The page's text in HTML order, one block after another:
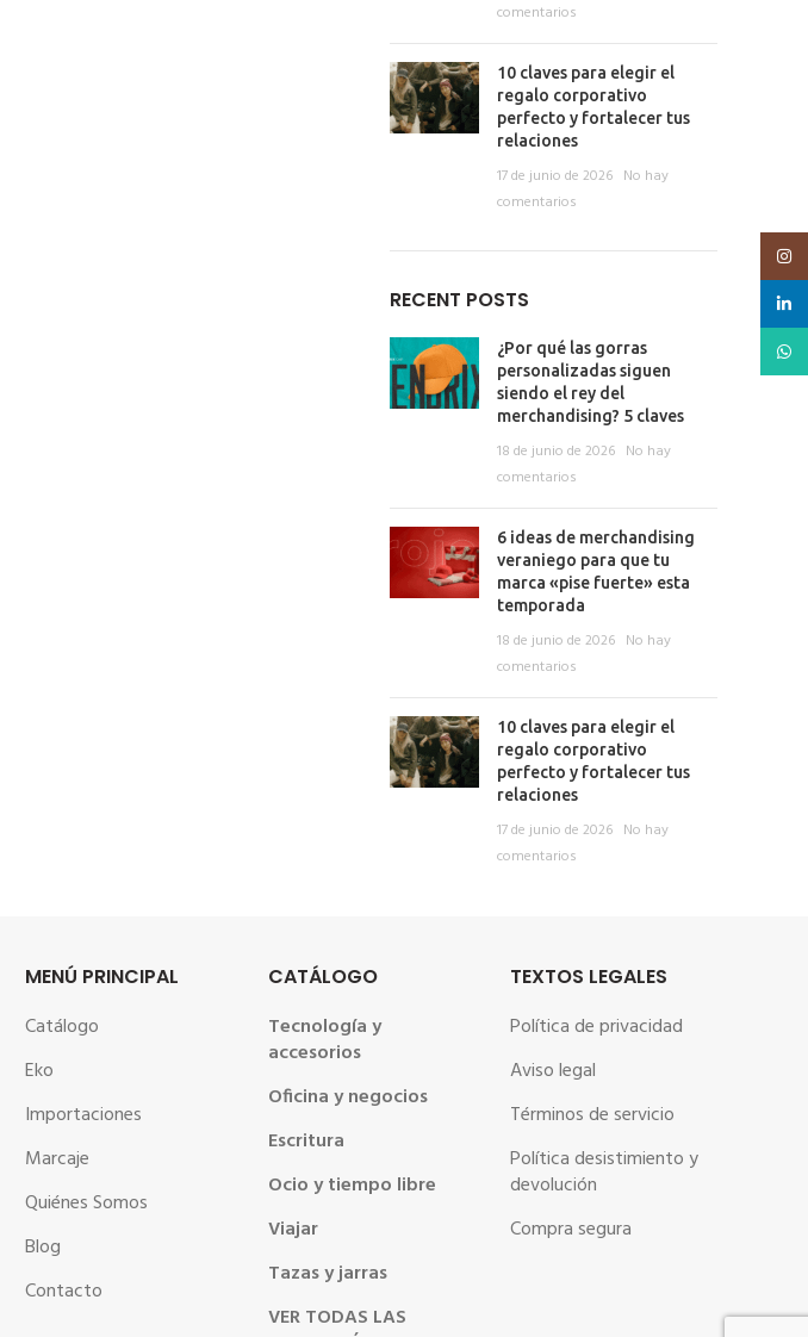
comentarios
10 claves para elegir el
regalo corporativo
perfecto y fortalecer tus
relaciones
17 de junio de 2026 No hay
comentarios
RECENT POSTS
¿Por qué las gorras
personalizadas siguen
siendo el rey del
merchandising? 5 claves
18 de junio de 2026 No hay
comentarios
6 ideas de merchandising
veraniego para que tu
marca «pise fuerte» esta
temporada
18 de junio de 2026 No hay
comentarios
10 claves para elegir el
regalo corporativo
perfecto y fortalecer tus
relaciones
17 de junio de 2026 No hay
comentarios
MENÚ PRINCIPAL
Catálogo
Eko
Importaciones
Marcaje
Quiénes Somos
Blog
Contacto
CATÁLOGO
Tecnología y
accesorios
Oficina y negocios
Escritura
Ocio y tiempo libre
Viajar
Tazas y jarras
VER TODAS LAS
TEXTOS LEGALES
Política de privacidad
Aviso legal
Términos de servicio
Política desistimiento y
devolución
Compra segura